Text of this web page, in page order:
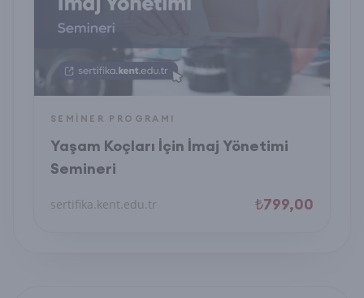
SEMINER PROGRAMI
Yaşam Koçları İçin İmaj Yönetimi
Semineri
sertifika.kent.edu.tr ₺799,00